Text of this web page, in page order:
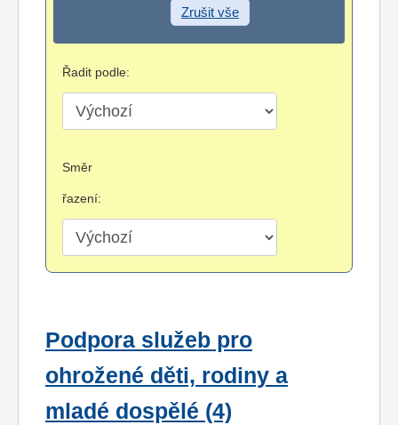
Zrušit vše
Řadit podle:
Směr
řazení:
Podpora služeb pro
ohrožené děti, rodiny a
mladé dospělé (4)